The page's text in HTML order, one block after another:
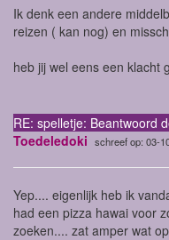
Ik denk een andere
reizen ( kan nog) en
heb jij wel eens een klacht
RE: spelletje: Beantwoord
Toedeledoki schreef op: 03-
Yep.... eigenlijk heb ik
had een pizza hawai voor
zoeken.... zat amper wat